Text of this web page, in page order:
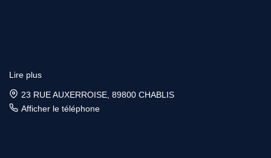
Lire plus
23 RUE AUXERROISE, 89800 CHABLIS
Afficher le téléphone